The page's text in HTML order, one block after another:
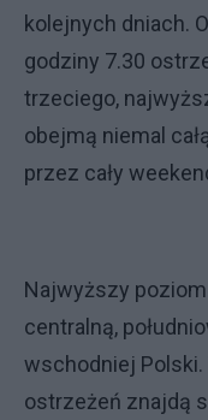
kolejnych dniach.
godziny 7.30
trzeciego,
obejmą niemal
przez cały
Najwyższy
centralną,
wschodniej
ostrzeżeń znajdą